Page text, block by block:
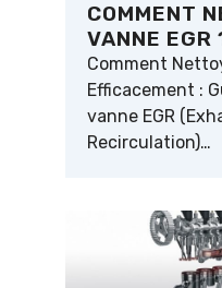
COMMENT
VANNE EGR
Comment
Efficacement :
vanne EGR
Recirculation)…